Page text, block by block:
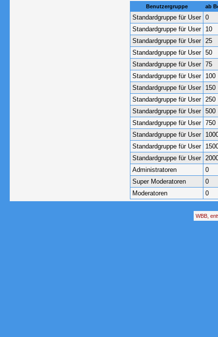
Benutzergruppe ab
Standardgruppe für User 0
Standardgruppe für User
10
Standardgruppe für User 25
Standardgruppe für User 50
Standardgruppe für User 75
Standardgruppe für User
100
Standardgruppe für User
150
Standardgruppe für User 250
Standardgruppe für User 500
Standardgruppe für User 750
Standardgruppe für User
Standardgruppe für User
Standardgruppe für User
Administratoren
0
Super Moderatoren
0
Moderatoren
0
WBB,